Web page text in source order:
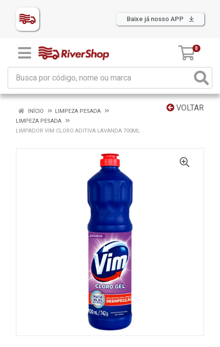
Baixe já nosso APP
0
VOLTAR
INÍCIO
LIMPEZA PESADA
LIMPEZA PESADA
LIMPADOR VIM CLORO ADITIVA LAVANDA 700ML